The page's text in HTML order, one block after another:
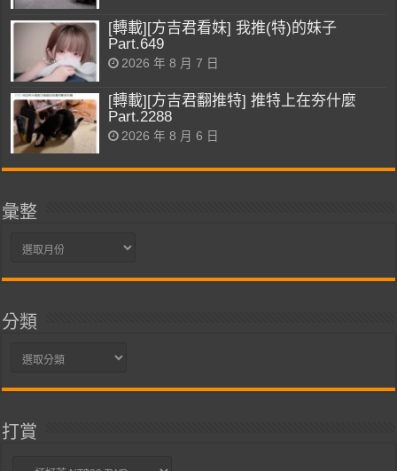
[轉載][方吉君看妹] 我推(特)的妹子
Part.649
2026 年 8 月 7 日
[轉載][方吉君翻推特] 推特上在夯什麼
Part.2288
2026 年 8 月 6 日
彙整
彙
分類
分
打賞